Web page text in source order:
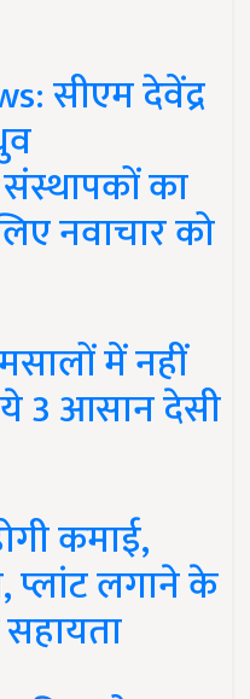
सीएम देवेंद्र
का
नवाचार को
में नहीं
3 आसान देसी
कमाई,
प्लांट लगाने के